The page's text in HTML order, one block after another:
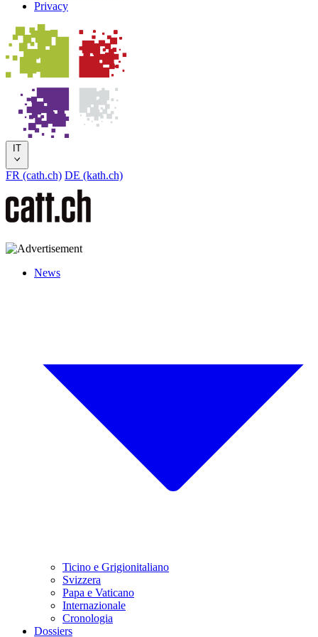
Privacy
IT
FR (cath.ch) DE (kath.ch)
News
Ticino e Grigionitaliano
Svizzera
Papa e Vaticano
Internazionale
Cronologia
Dossiers